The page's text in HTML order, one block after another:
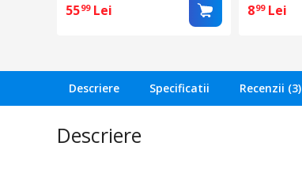
5599 Lei 899 Lei
Descriere Specificatii Recenzii (3)
Descriere